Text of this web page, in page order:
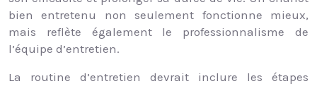
bien entretenu non seulement fonctionne mieux,
mais reflète également le professionnalisme de
l’équipe d’entretien.
La routine d’entretien devrait inclure les étapes